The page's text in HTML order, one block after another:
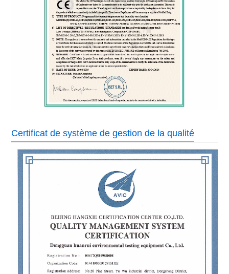
Certificat de système de gestion de la qualité